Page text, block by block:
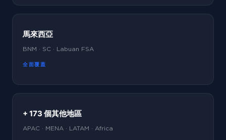
馬來西亞
BNM · SC · Labuan FSA
全面覆蓋
+ 173 個其他地區
APAC · MENA · LATAM · Africa